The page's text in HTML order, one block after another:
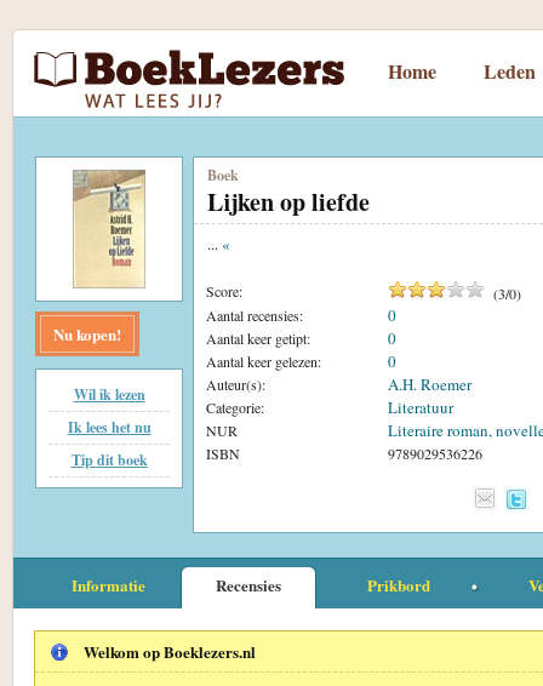
Home Leden
Nu kopen!
Wil ik lezen
Ik lees het nu
Tip dit boek
Boek
Lijken op liefde
... «
Score: (3/0)
Aantal recensies:
0
Aantal keer getipt: 0
Aantal keer gelezen: 0
Auteur(s): A.H. Roemer
Categorie: Literatuur
NUR Literaire roman,
ISBN 9789029536226
Informatie Recensies Prikbord
Welkom op Boeklezers.nl